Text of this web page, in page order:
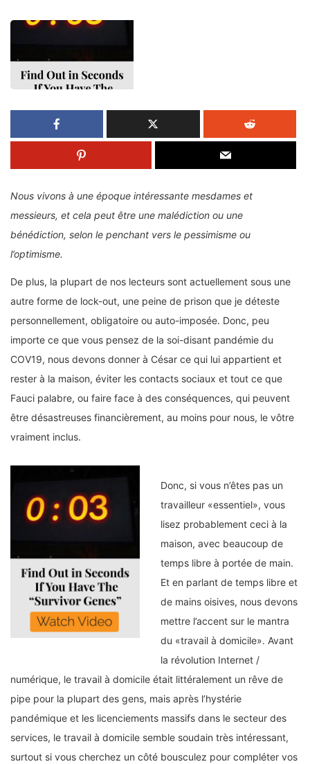
Nous vivons à une époque intéressante mesdames et
messieurs, et cela peut être une malédiction ou une
bénédiction, selon le penchant vers le pessimisme ou
l’optimisme.
De plus, la plupart de nos lecteurs sont actuellement sous une
autre forme de lock-out, une peine de prison que je déteste
personnellement, obligatoire ou auto-imposée. Donc, peu
importe ce que vous pensez de la soi-disant pandémie du
COV19, nous devons donner à César ce qui lui appartient et
rester à la maison, éviter les contacts sociaux et tout ce que
Fauci palabre, ou faire face à des conséquences, qui peuvent
être désastreuses financièrement, au moins pour nous, le vôtre
vraiment inclus.
Donc, si vous n’êtes pas un
travailleur «essentiel», vous
lisez probablement ceci à la
maison, avec beaucoup de
temps libre à portée de main.
Et en parlant de temps libre et
de mains oisives, nous devons
mettre l’accent sur le mantra
du «travail à domicile». Avant
la révolution Internet /
numérique, le travail à domicile était littéralement un rêve de
pipe pour la plupart des gens, mais après l’hystérie
pandémique et les licenciements massifs dans le secteur des
services, le travail à domicile semble soudain très intéressant,
surtout si vous cherchez un côté bousculez pour compléter vos